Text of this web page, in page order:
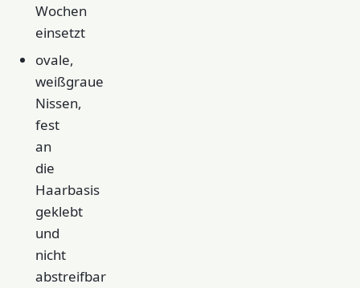
Wochen
einsetzt
ovale,
weißgraue
Nissen,
fest
an
die
Haarbasis
geklebt
und
nicht
abstreifbar